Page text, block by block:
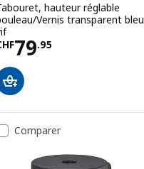
hauteur réglable
Vernis transparent bleu
79.95
CHF 79.95
Comparer